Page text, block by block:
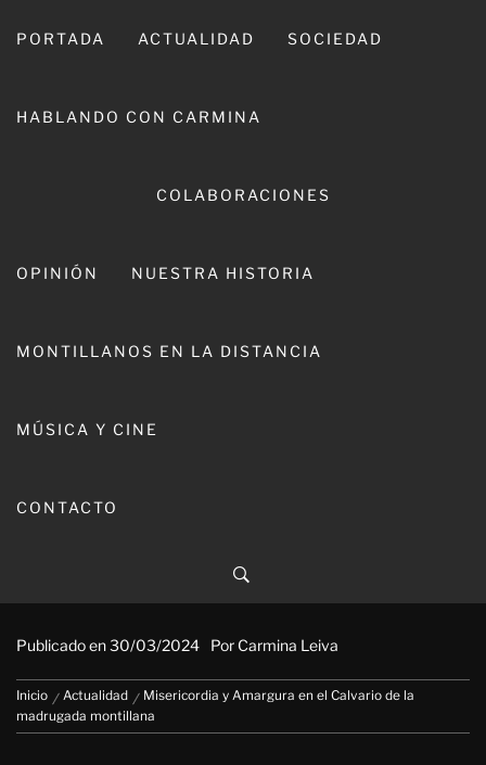
PORTADA ACTUALIDAD SOCIEDAD
HABLANDO CON CARMINA
COLABORACIONES
OPINIÓN NUESTRA HISTORIA
MONTILLANOS EN LA DISTANCIA
MÚSICA Y CINE
CONTACTO
Misericordia y Amargura en el
Publicado en30/03/2024 Por Carmina Leiva
Inicio Actualidad
Misericordia y Amargura en el Calvario de la
madrugada montillana